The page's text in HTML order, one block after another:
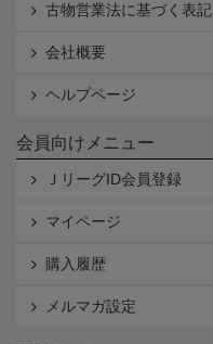
古物営業法に基づく表記
会社概要
ヘルプページ
会員向けメニュー
ＪリーグID会員登録
マイページ
購入履歴
メルマガ設定